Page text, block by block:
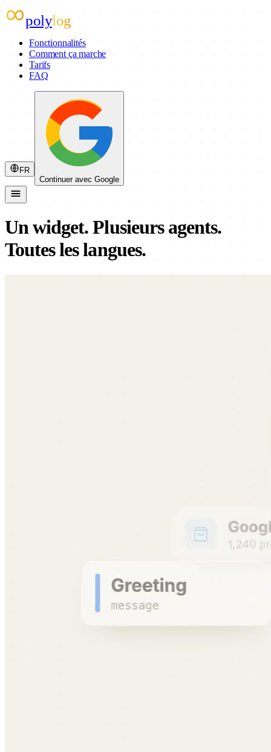
polylog
Fonctionnalités
Comment ça marche
Tarifs
FAQ
FR
Continuer avec Google
Un widget. Plusieurs agents.
Toutes les langues.